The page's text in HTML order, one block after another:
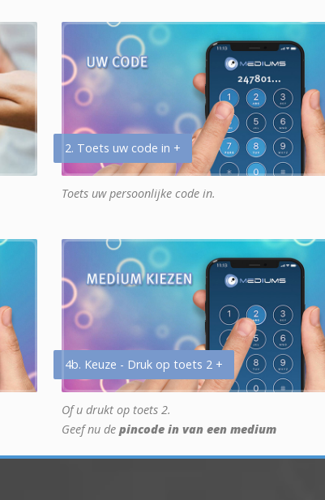
2. Toets uw code in +
Toets uw persoonlijke code in.
4b. Keuze - Druk op toets 2 +
Of u drukt op toets 2.
Geef nu de pincode in van een medium